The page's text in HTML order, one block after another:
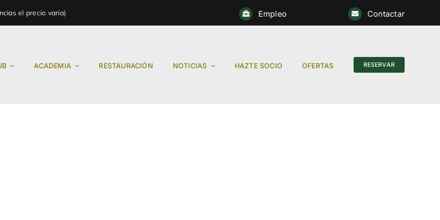
el precio varia) Empleo Contactar
ACADEMIA RESTAURACIÓN NOTICIAS HAZTE SOCIO OFERTAS RESERVAR
Anterior